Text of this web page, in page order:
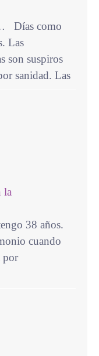
Días como
Las
son suspiros
sanidad. Las
la
38 años.
cuando
por